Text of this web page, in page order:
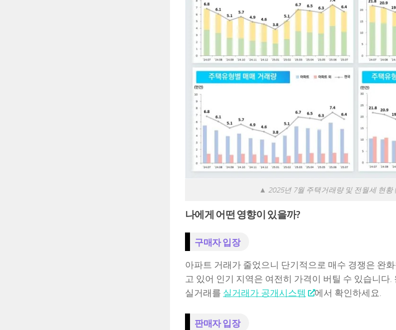
▲ 2025년 7월 주택거래량 및 전월세 현황
나에게 어떤 영향이 있을까?
구매자 입장
아파트 거래가 줄었으니 단기적으로 매수 경쟁은 완
고 있어 인기 지역은 여전히 가격이 버틸 수 있습니다
실거래를 실거래가 공개시스템 에서 확인하세요.
판매자 입장